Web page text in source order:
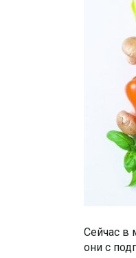
Сейчас в
они с